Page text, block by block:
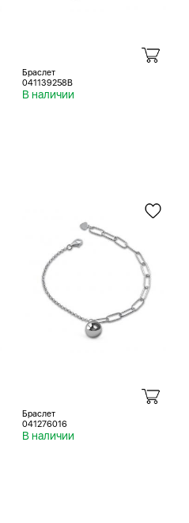
Браслет
041139258B
В наличии
Браслет
041276016
В наличии